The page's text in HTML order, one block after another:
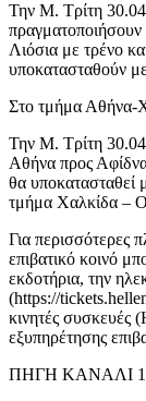
Την Μ. Τρίτη
Λιόσια με τρένο
υποκατασταθούν
Στο τμήμα Αθήνα-
Την Μ. Τρίτη
Αθήνα προς
θα υποκατασταθεί
τμήμα Χαλκίδα –
Για περισσότερες
επιβατικό κοινό
εκδοτήρια, την
(https://
κινητές
εξυπηρέτησης
ΠΗΓΗ ΚΑΝΑΛΙ 1